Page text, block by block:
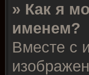
» Как я
именем?
Вместе с